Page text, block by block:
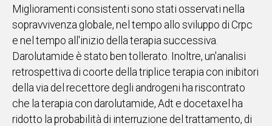
Miglioramenti consistenti sono stati osservati nella
sopravvivenza globale, nel tempo allo sviluppo di Crpc
e nel tempo all'inizio della terapia successiva.
Darolutamide è stato ben tollerato. Inoltre, un'analisi
retrospettiva di coorte della triplice terapia con inibitori
della via del recettore degli androgeni ha riscontrato
che la terapia con darolutamide, Adt e docetaxel ha
ridotto la probabilità di interruzione del trattamento, di